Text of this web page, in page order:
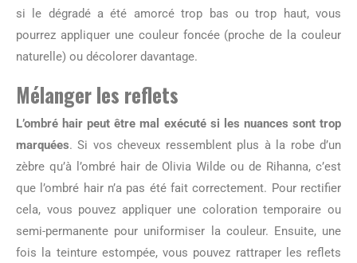
si le dégradé a été amorcé trop bas ou trop haut, vous
pourrez appliquer une couleur foncée (proche de la couleur
naturelle) ou décolorer davantage.
Mélanger les reflets
L’ombré hair peut être mal exécuté si les nuances sont trop
marquées. Si vos cheveux ressemblent plus à la robe d’un
zèbre qu’à l’ombré hair de Olivia Wilde ou de Rihanna, c’est
que l’ombré hair n’a pas été fait correctement. Pour rectifier
cela, vous pouvez appliquer une coloration temporaire ou
semi-permanente pour uniformiser la couleur. Ensuite, une
fois la teinture estompée, vous pouvez rattraper les reflets